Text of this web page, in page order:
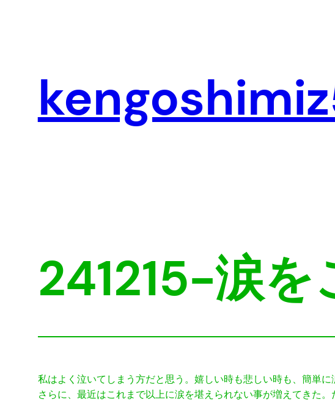
241215-涙
私はよく泣いてしまう方だと思う。嬉しい時も悲しい時も、簡単に
さらに、最近はこれまで以上に涙を堪えられない事が増えてきた